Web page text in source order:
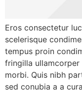
Eros consectetur
scelerisque
tempus proin
fringilla
morbi. Quis nibh
sed conubia a a